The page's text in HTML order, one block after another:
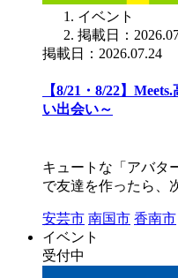
イベント
掲載日：
掲載日：2026.07.24
【8/21・8/22】
い出会い～
キュートな「アバタ
で友達を作ったら、
安芸市 南国市 香南市
イベント
受付中